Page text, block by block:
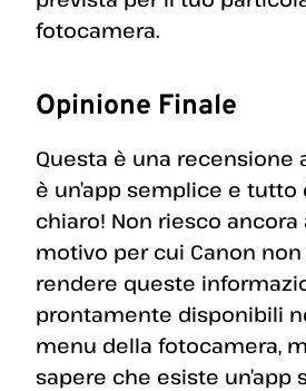
fotocamera.
Opinione Finale
Questa è una recensione
è un’app semplice e tutto
chiaro! Non riesco ancora
motivo per cui Canon
rendere queste
prontamente disponibili
menu della fotocamera,
sapere che esiste un’app